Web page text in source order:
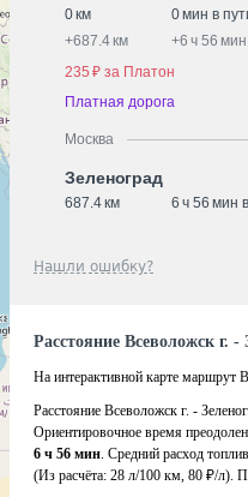
0 км
0 мин в
+687.4 км +6 ч 56 мин
235 ₽ за Платон
Платная дорога
Москва
Зеленоград
687.4 км 6 ч 56 мин
Нашли ошибку?
Расстояние Всеволожск г. -
На интерактивной карте маршрут
Расстояние Всеволожск г. -
Ориентировочное время
6 ч 56 мин. Средний расход
(Из расчёта: 28 л/100 км, 80 ₽/л).